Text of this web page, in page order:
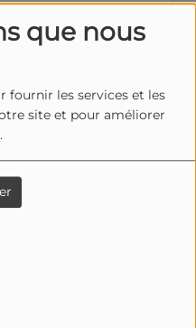
que nous
fournir les services et les
site et pour améliorer
- Fête du Port
se "marais"